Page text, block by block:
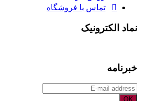
تماس با فروشگاه
نماد الکترونیک
خبرنامه